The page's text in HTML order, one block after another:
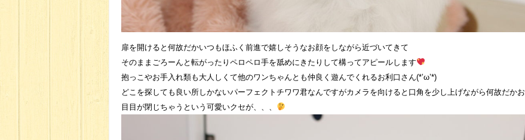
扉を開けると何故だかいつもほふく前進で嬉しそうなお顔をしながら近づいてきて
そのままごろーんと転がったりペロペロ手を舐めにきたりして構ってアピールします
抱っこやお手入れ類も大人しくて他のワンちゃんとも仲良く遊んでくれるお利口さん(*’ω’*)
どこを探しても良い所しかないパーフェクトチワワ君なんですがカメラを向けると口角を少し上げながら何故だかお
目目が閉じちゃうという可愛いクセが、、、